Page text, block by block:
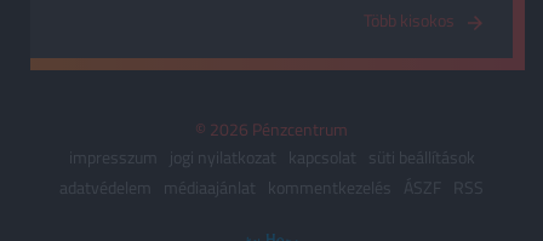
Több kisokos
© 2026 Pénzcentrum
impresszum
jogi nyilatkozat kapcsolat
süti beállítások
adatvédelem
médiaajánlat kommentkezelés ÁSZF RSS